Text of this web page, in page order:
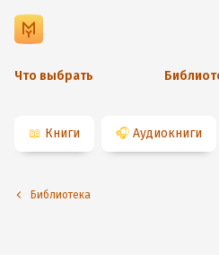
Что выбрать
📖 Книги 🎧 Аудиокниги
Библиотека